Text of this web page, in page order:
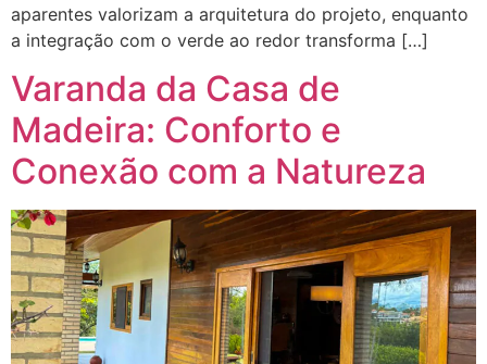
aparentes valorizam a arquitetura do projeto, enquanto
a integração com o verde ao redor transforma […]
Varanda da Casa de
Madeira: Conforto e
Conexão com a Natureza